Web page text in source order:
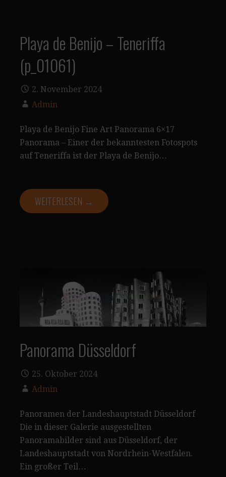
Playa de Benijo – Teneriffa
(p_01061)
2. November 2024
Admin
Playa de Benijo Fine Art Panorama 6×17
Panorama – Einer der bekanntesten Fotospots
auf Teneriffa ist der Playa de Benijo…
WEITERLESEN →
Panorama Düsseldorf
25. Oktober 2024
Admin
Panoramen der Landeshauptstadt Düsseldorf
Die in dieser Galerie ausgestellten
Panoramabilder sind aus Düsseldorf, der
Landeshauptstadt von Nordrhein-Westfalen.
Ein großer Teil…